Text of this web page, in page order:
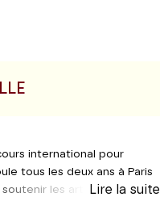
international pour
tous les deux ans à Paris
les artistes deLire la suite